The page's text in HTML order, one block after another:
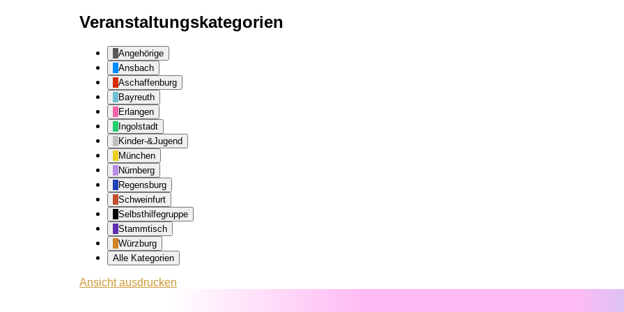
Veranstaltungskategorien
Angehörige
Ansbach
Aschaffenburg
Bayreuth
Erlangen
Ingolstadt
Kinder-&Jugend
München
Nürnberg
Regensburg
Schweinfurt
Selbsthilfegruppe
Stammtisch
Würzburg
Alle Kategorien
Ansichtausdrucken